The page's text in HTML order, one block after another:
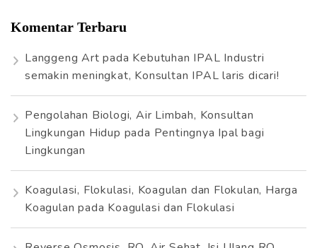
Komentar Terbaru
Langgeng Art pada Kebutuhan IPAL Industri
semakin meningkat, Konsultan IPAL laris dicari!
Pengolahan Biologi, Air Limbah, Konsultan
Lingkungan Hidup pada Pentingnya Ipal bagi
Lingkungan
Koagulasi, Flokulasi, Koagulan dan Flokulan, Harga
Koagulan pada Koagulasi dan Flokulasi